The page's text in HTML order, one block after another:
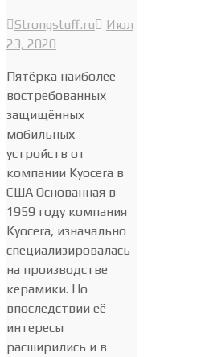
Strongstuff.ru
Июл
23, 2020
Пятёрка наиболее
востребованных
защищённых
мобильных
устройств от
компании Kyocera в
США Основанная в
1959 году компания
Kyocera, изначально
специализировалась
на производстве
керамики. Но
впоследствии её
интересы
расширились и в